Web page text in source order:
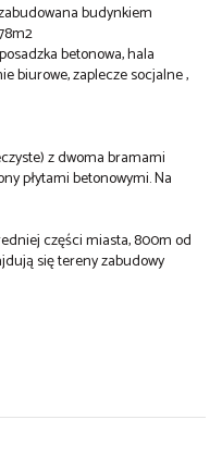
budynkiem
betonowa, hala
biurowe, zaplecze socjalne ,
z dwoma bramami
płytami betonowymi. Na
części miasta, 800m od
się tereny zabudowy